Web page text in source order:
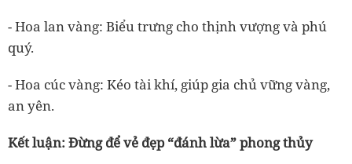
- Hoa lan vàng: Biểu trưng cho thịnh vượng và phú
quý.
- Hoa cúc vàng: Kéo tài khí, giúp gia chủ vững vàng,
an yên.
Kết luận: Đừng để vẻ đẹp “đánh lừa” phong thủy